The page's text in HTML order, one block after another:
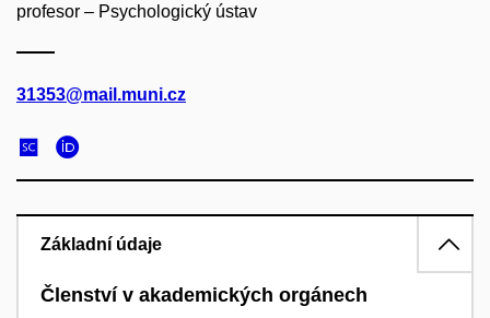
profesor – Psychologický ústav
31353@mail.muni.cz
Základní údaje
Členství v akademických orgánech